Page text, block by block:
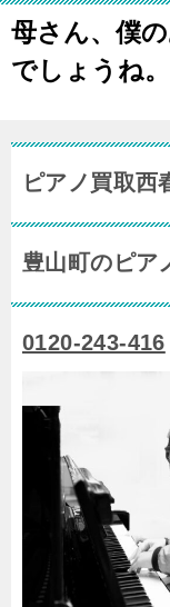
母さん、僕
でしょうね
ピアノ買取西
豊山町のピア
0120-243-416